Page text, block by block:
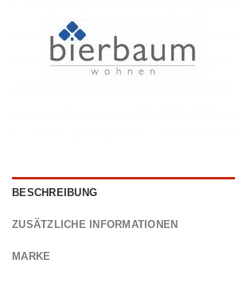
BESCHREIBUNG
ZUSÄTZLICHE INFORMATIONEN
MARKE